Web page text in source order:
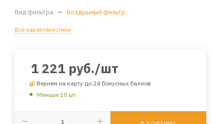
Вид фильтра — Воздушный фильтр
Все характеристики
1 221 руб./шт
Вернем на карту до 24 бонусных баллов
Меньше 10 шт